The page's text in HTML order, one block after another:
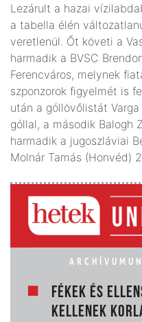
Lezárult a hazai
a tabella élén
veretlenül. Őt követi a
harmadik a BVSC
Ferencváros, melynek
szponzorok figyelmét is
után a góllövőlistát
góllal, a második Balogh
harmadik a jugoszláviai
Molnár Tamás (Honvéd)
FÉKEK ÉS
KELLENEK